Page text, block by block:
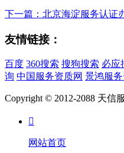
下一篇：北京海淀服务认证
友情链接：
百度 360搜索 搜狗搜索 必应
询 中国服务资质网 景鸿服
Copyright © 2012-2088 天信

网站首页